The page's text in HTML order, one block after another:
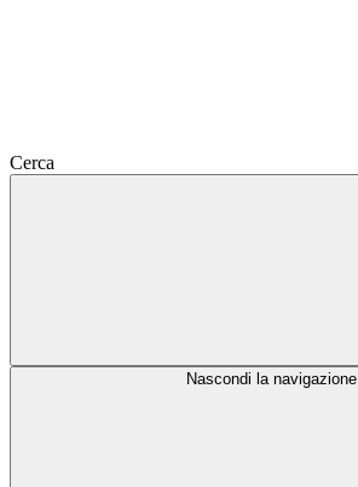
Cerca
Nascondi la navigazione